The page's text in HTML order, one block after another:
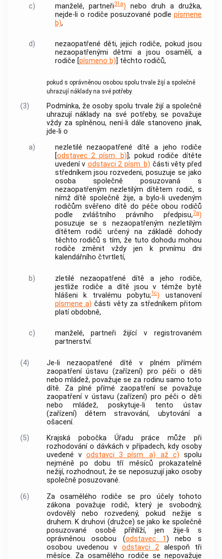
c) manželé, partneři31a) nebo druh a družka,
nejde-li o rodiče posuzované podle písmene
b),
d)
nezaopatřené děti, jejich rodiče, pokud jsou
nezaopatřenými dětmi a jsou osamělí, a
rodiče [písmeno b)] těchto rodičů,
pokud s oprávněnou osobou spolu trvale žijí a společně
uhrazují náklady na své potřeby.
(3)
Podmínka, že osoby spolu trvale žijí a společně
uhrazují náklady na své potřeby, se považuje
vždy za splněnou, není-li dále stanoveno jinak,
jde-li o
a)
nezletilé nezaopatřené dítě a jeho rodiče
[odstavec 2 písm. b)]; pokud rodiče dítěte
uvedení v odstavci 2 písm. b) části věty před
středníkem jsou rozvedeni, posuzuje se jako
osoba společně posuzovaná s
nezaopatřeným nezletilým dítětem rodič, s
nímž dítě společně žije, a bylo-li uvedeným
rodičům svěřeno dítě do péče obou rodičů
podle zvláštního právního předpisu,7a)
posuzuje se s nezaopatřeným nezletilým
dítětem rodič určený na základě dohody
těchto rodičů s tím, že tuto dohodu mohou
rodiče změnit vždy jen k prvnímu dni
kalendářního čtvrtletí,
b)
zletilé nezaopatřené dítě a jeho rodiče,
jestliže rodiče a dítě jsou v témže bytě
hlášeni k trvalému pobytu;1c) ustanovení
písmene a) části věty za středníkem přitom
platí obdobně,
c)
manželé, partneři žijící v registrovaném
partnerství.
(4)
Je-li nezaopatřené dítě v plném přímém
zaopatření ústavu (zařízení) pro péči o děti
nebo mládež, považuje se za rodinu samo toto
dítě. Za plné přímé zaopatření se považuje
zaopatření v ústavu (zařízení) pro péči o děti
nebo mládež, poskytuje-li tento ústav
(zařízení) dětem stravování, ubytování a
ošacení.
(5)
Krajská pobočka Úřadu práce může při
rozhodování o dávkách v případech, kdy osoby
uvedené v odstavci 3 písm. a) až c) spolu
nejméně po dobu tří měsíců prokazatelně
nežijí, rozhodnout, že se neposuzují jako osoby
společně posuzované.
(6)
Za osamělého rodiče se pro účely tohoto
zákona považuje rodič, který je svobodný,
ovdovělý nebo rozvedený, pokud nežije s
druhem. K druhovi (družce) se jako ke společně
posuzované osobě přihlíží, jen žije-li s
oprávněnou osobou (odstavec 1) nebo s
osobou uvedenou v odstavci 2alespoň tři
měsíce. Za osamělého rodiče se nepovažuje